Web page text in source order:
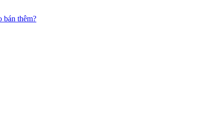
bán thêm?